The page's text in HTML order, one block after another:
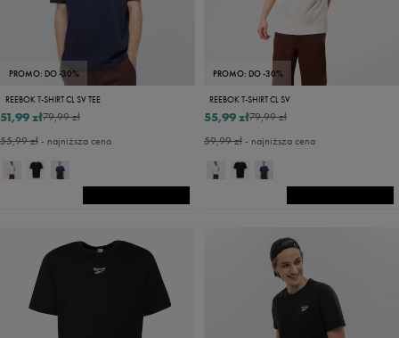
PROMO: DO -30%
REEBOK T-SHIRT CL SV TEE
79,99 zł
51,99 zł
55,99 zł- najniższa cena
PROMO: DO -30%
REEBOK T-SHIRT CL SV
79,99 zł
55,99 zł
59,99 zł- najniższa cena